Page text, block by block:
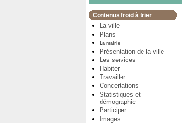
Contenus froid à trier
La ville
Plans
La mairie
Présentation de la ville
Les services
Habiter
Travailler
Concertations
Statistiques et
démographie
Participer
Images